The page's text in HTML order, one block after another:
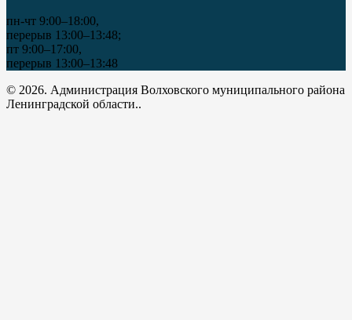
пн-чт 9:00–18:00,
перерыв 13:00–13:48;
пт 9:00–17:00,
перерыв 13:00–13:48
© 2026. Администрация Волховского муниципального района
Ленинградской области..